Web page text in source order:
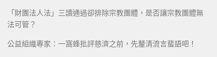
「財團法人法」三讀通過卻排除宗教團體，是否讓宗教團體無
法可管？
公益組織專家：一窩蜂批評慈濟之前，先釐清流言蜚語吧！